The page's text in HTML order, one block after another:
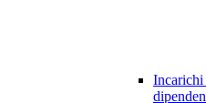
Incarichi